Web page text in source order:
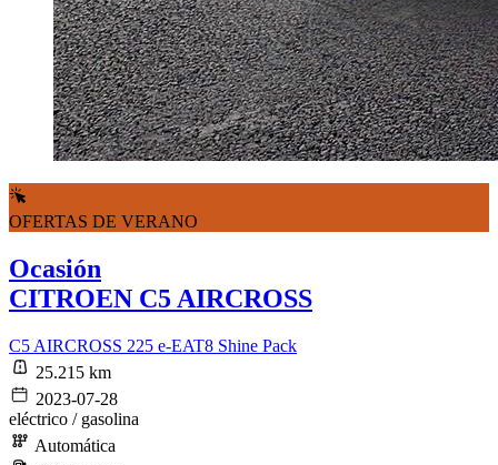
OFERTAS DE VERANO
Ocasión
CITROEN C5 AIRCROSS
C5 AIRCROSS 225 e-EAT8 Shine Pack
25.215 km
2023-07-28
eléctrico / gasolina
Automática